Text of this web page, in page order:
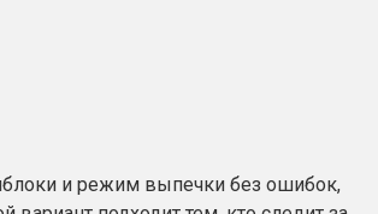
и режим выпечки без ошибок,